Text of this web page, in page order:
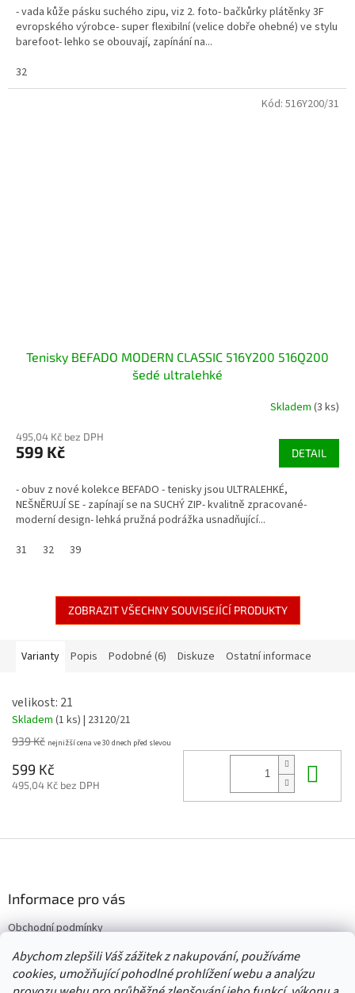
Abychom zlepšili Váš zážitek z nakupování, používáme
cookies, umožňující pohodlné prohlížení webu a analýzu
- vada kůže pásku suchého zipu, viz 2. foto- bačkůrky plátěnky 3F
evropského výrobce- super flexibilní (velice dobře ohebné) ve stylu
barefoot- lehko se obouvají, zapínání na...
32
Tenisky BEFADO MODERN CLASSIC 516Y200 516Q200
šedé ultralehké
Skladem (3 ks)
495,04 Kč bez DPH
599 Kč DETAIL
- obuv z nové kolekce BEFADO - tenisky jsou ULTRALEHKÉ,
NEŠNĚRUJÍ SE - zapínají se na SUCHÝ ZIP- kvalitně zpracované-
moderní design- lehká pružná podrážka usnadňující...
31
32 39
Kód: 516Y200/31
ZOBRAZIT VŠECHNY SOUVISEJÍCÍ PRODUKTY
Varianty Popis Podobné (6) Diskuze Ostatní informace
velikost: 21
Skladem (1 ks) | 23120/21
939 Kč
599 Kč
495,04 Kč bez DPH
í
Informace pro vás
Obchodní podmínky
Vrácení/výměna/reklamace
Velkoobchod